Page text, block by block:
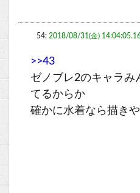
54: 2018/08/31(金)
>>43
ゼノブレ2のキャラみ
てるからか
確かに水着なら描き